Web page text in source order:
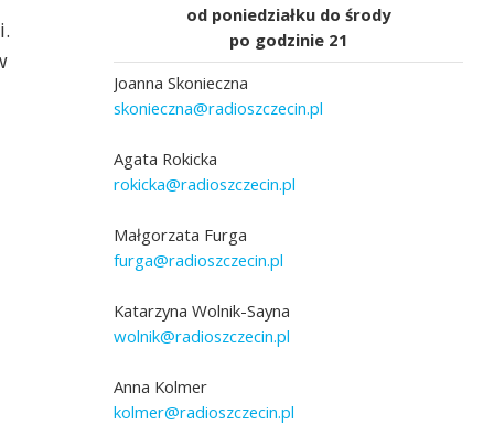
od poniedziałku do środy
po godzinie 21
Joanna Skonieczna
skonieczna@radioszczecin.pl
Agata Rokicka
rokicka@radioszczecin.pl
Małgorzata Furga
furga@radioszczecin.pl
Katarzyna Wolnik-Sayna
wolnik@radioszczecin.pl
Anna Kolmer
kolmer@radioszczecin.pl